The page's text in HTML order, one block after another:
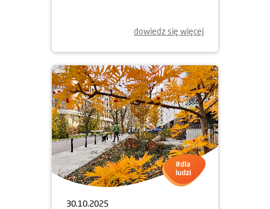
dowiedz się więcej
30.10.2025